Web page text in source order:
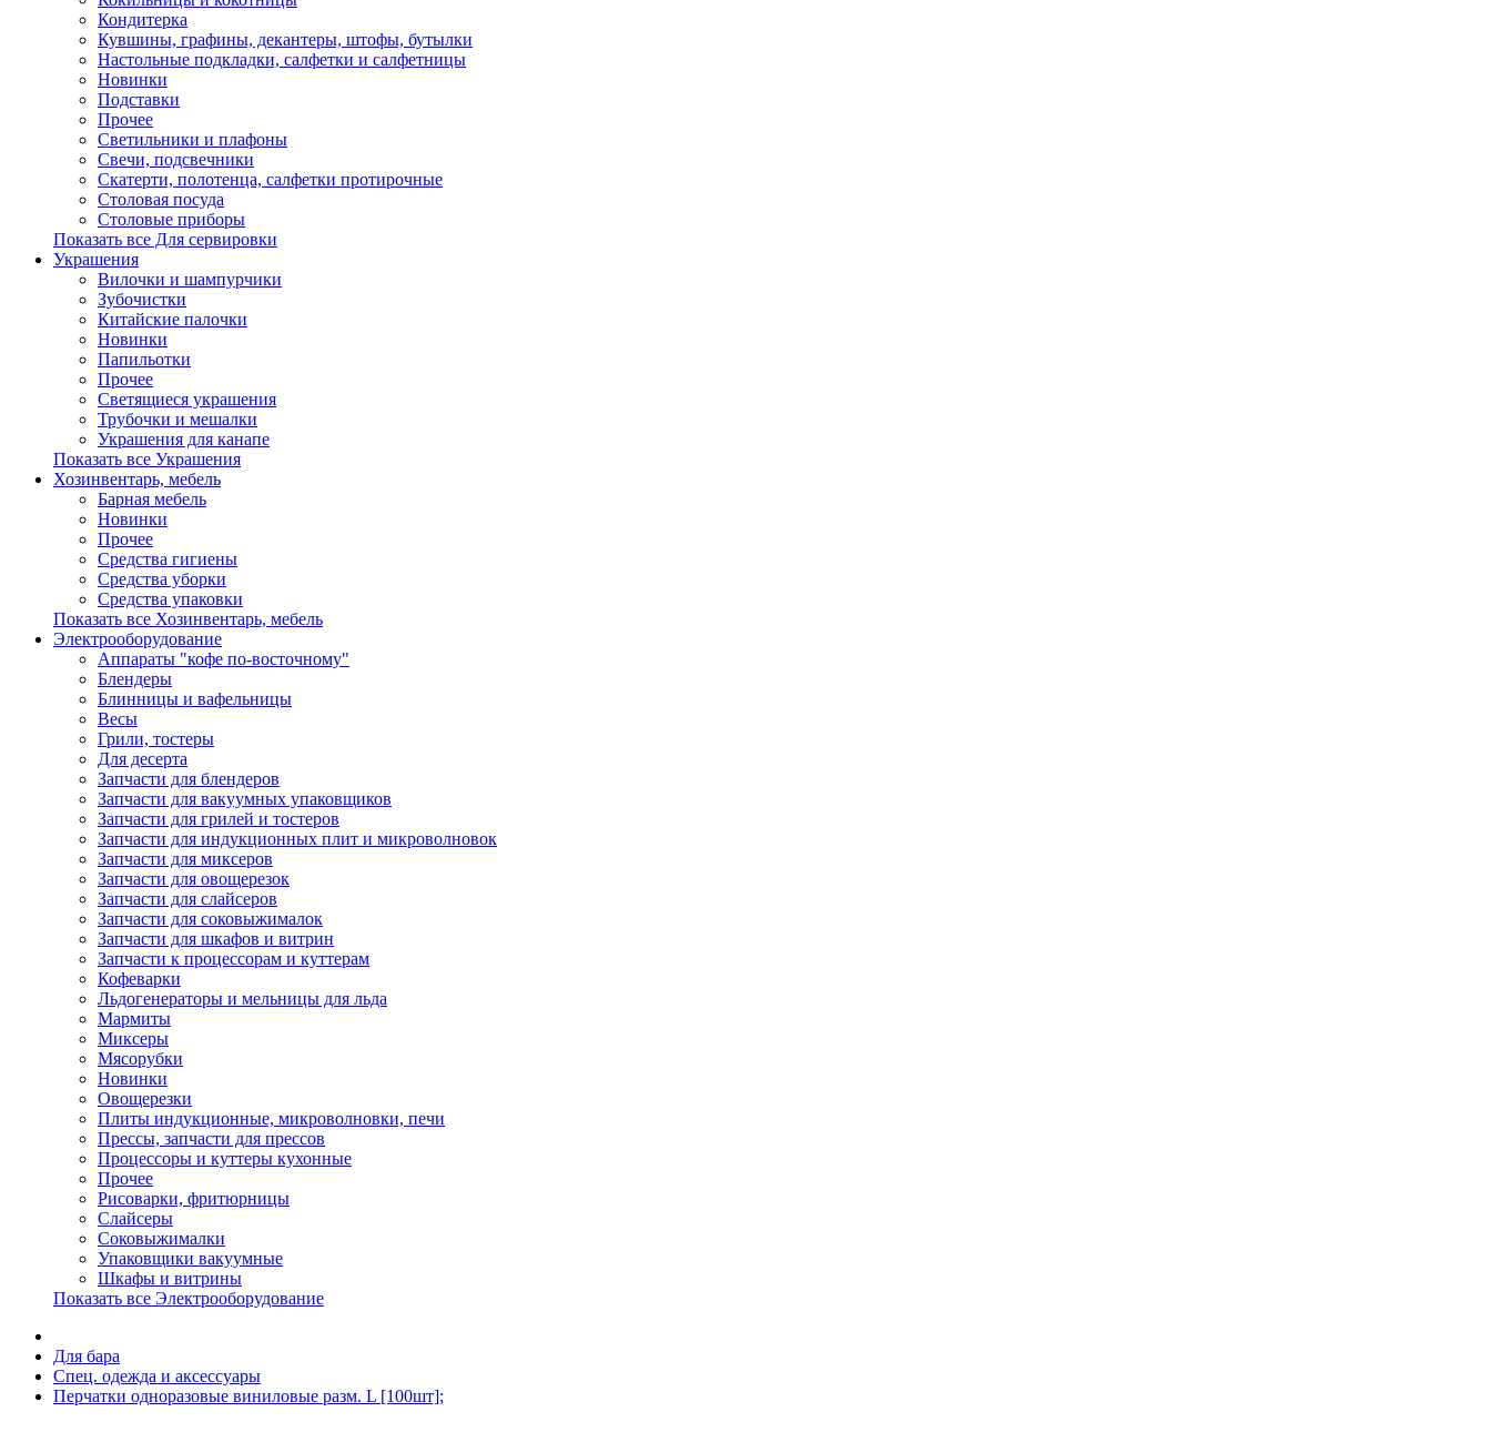
Кондитерка
Кувшины, графины, декантеры, штофы, бутылки
Настольные подкладки, салфетки и салфетницы
Новинки
Подставки
Прочее
Светильники и плафоны
Свечи, подсвечники
Скатерти, полотенца, салфетки протирочные
Столовая посуда
Столовые приборы
Показать все Для сервировки
Украшения
Вилочки и шампурчики
Зубочистки
Китайские палочки
Новинки
Папильотки
Прочее
Светящиеся украшения
Трубочки и мешалки
Украшения для канапе
Показать все Украшения
Хозинвентарь, мебель
Барная мебель
Новинки
Прочее
Средства гигиены
Средства уборки
Средства упаковки
Показать все Хозинвентарь, мебель
Электрооборудование
Аппараты "кофе по-восточному"
Блендеры
Блинницы и вафельницы
Весы
Грили, тостеры
Для десерта
Запчасти для блендеров
Запчасти для вакуумных упаковщиков
Запчасти для грилей и тостеров
Запчасти для индукционных плит и микроволновок
Запчасти для миксеров
Запчасти для овощерезок
Запчасти для слайсеров
Запчасти для соковыжималок
Запчасти для шкафов и витрин
Запчасти к процессорам и куттерам
Кофеварки
Льдогенераторы и мельницы для льда
Мармиты
Миксеры
Мясорубки
Новинки
Овощерезки
Плиты индукционные, микроволновки, печи
Прессы, запчасти для прессов
Процессоры и куттеры кухонные
Прочее
Рисоварки, фритюрницы
Слайсеры
Соковыжималки
Упаковщики вакуумные
Шкафы и витрины
Показать все Электрооборудование
Для бара
Спец. одежда и аксессуары
Перчатки одноразовые виниловые разм. L [100шт];